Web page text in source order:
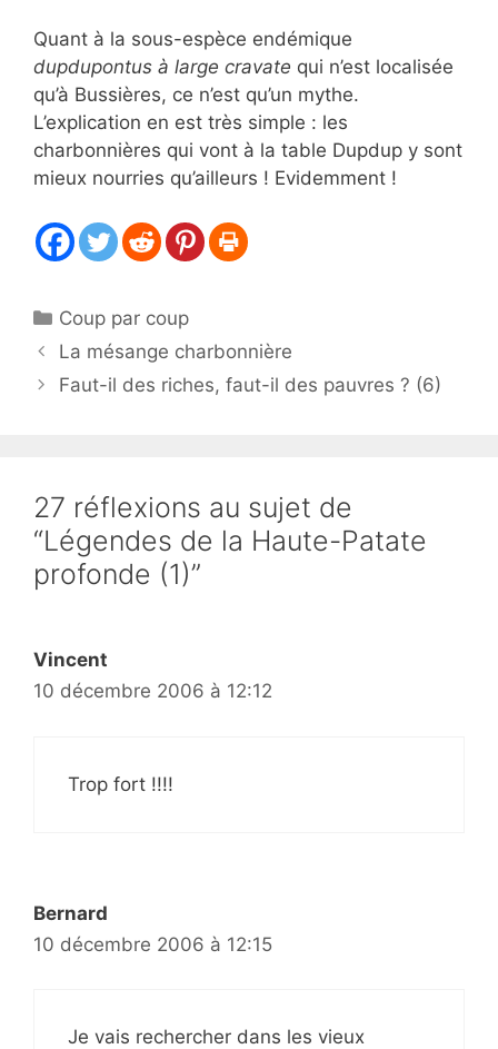
Quant à la sous-espèce endémique
dupdupontus à large cravate qui n’est localisée
qu’à Bussières, ce n’est qu’un mythe.
L’explication en est très simple : les
charbonnières qui vont à la table Dupdup y sont
mieux nourries qu’ailleurs ! Evidemment !
Catégories
Coup par coup
La mésange charbonnière
Faut-il des riches, faut-il des pauvres ? (6)
27 réflexions au sujet de
“Légendes de la Haute-Patate
profonde (1)”
Vincent
10 décembre 2006 à 12:12
Trop fort !!!!
Bernard
10 décembre 2006 à 12:15
Je vais rechercher dans les vieux